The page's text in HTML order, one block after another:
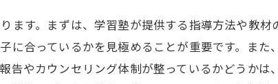
す。まずは、学習塾が提供する指導方法や教材
合っているかを見極めることが重要です。また
やカウンセリング体制が整っているかどうかは